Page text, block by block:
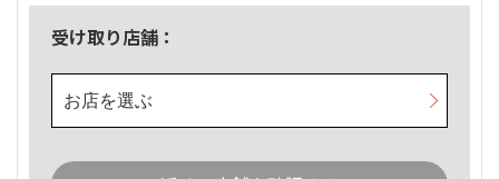
受け取り店舗：
お店を選ぶ